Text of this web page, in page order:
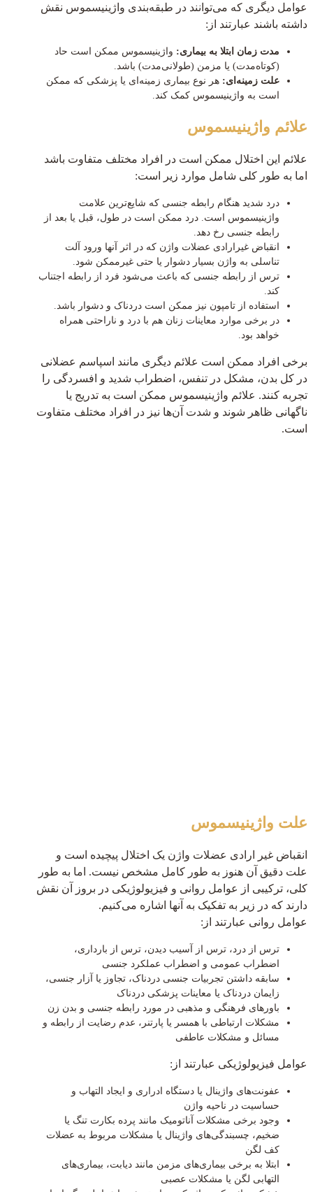
عوامل دیگری که می‌توانند در طبقه‌بندی واژینیسموس نقش
داشته باشند عبارتند از:
مدت زمان ابتلا به بیماری: واژینیسموس ممکن است حاد
(کوتاه‌مدت) یا مزمن (طولانی‌مدت) باشد.
علت زمینه‌ای: هر نوع بیماری زمینه‌ای یا پزشکی که ممکن
است به واژینیسموس کمک کند.
علائم واژینیسموس
علائم این اختلال ممکن است در افراد مختلف متفاوت باشد
اما به طور کلی شامل موارد زیر است:
درد شدید هنگام رابطه جنسی که شایع‌ترین علامت
واژینیسموس است. درد ممکن است در طول، قبل یا بعد از
رابطه جنسی رخ دهد.
انقباض غیرارادی عضلات واژن که در اثر آنها ورود آلت
تناسلی به واژن بسیار دشوار یا حتی غیرممکن شود.
ترس از رابطه جنسی که باعث می‌شود فرد از رابطه اجتناب
کند.
استفاده از تامپون نیز ممکن است دردناک و دشوار باشد.
در برخی موارد معاینات زنان هم با درد و ناراحتی همراه
خواهد بود.
برخی افراد ممکن است علائم دیگری مانند اسپاسم عضلانی
در کل بدن، مشکل در تنفس، اضطراب شدید و افسردگی را
تجربه کنند. علائم واژینیسموس ممکن است به تدریج یا
ناگهانی ظاهر شوند و شدت آن‌ها نیز در افراد مختلف متفاوت
است.
علت واژینیسموس
انقباض غیر ارادی عضلات واژن یک اختلال پیچیده است و
علت دقیق آن هنوز به طور کامل مشخص نیست. اما به طور
کلی، ترکیبی از عوامل روانی و فیزیولوژیکی در بروز آن نقش
دارند که در زیر به تفکیک به آنها اشاره می‌کنیم.
عوامل روانی عبارتند از:
ترس از درد، ترس از آسیب دیدن، ترس از بارداری،
اضطراب عمومی و اضطراب عملکرد جنسی
سابقه داشتن تجربیات جنسی دردناک، تجاوز یا آزار جنسی،
زایمان دردناک یا معاینات پزشکی دردناک
باورهای فرهنگی و مذهبی در مورد رابطه جنسی و بدن زن
مشکلات ارتباطی با همسر یا پارتنر، عدم رضایت از رابطه و
مسائل و مشکلات عاطفی
عوامل فیزیولوژیکی عبارتند از:
عفونت‌های واژینال یا دستگاه ادراری و ایجاد التهاب و
حساسیت در ناحیه واژن
وجود برخی مشکلات آناتومیک مانند پرده بکارت تنگ یا
ضخیم، چسبندگی‌های واژینال یا مشکلات مربوط به عضلات
کف لگن
ابتلا به برخی بیماری‌های مزمن مانند دیابت، بیماری‌های
التهابی لگن یا مشکلات عصبی